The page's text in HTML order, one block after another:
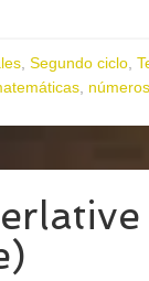
Segundo ciclo